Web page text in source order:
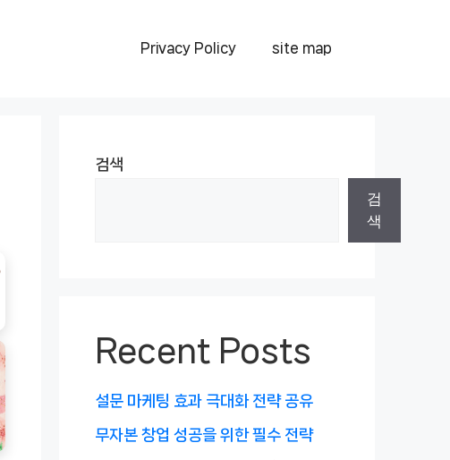
Privacy Policy site map
검색
검
색
Recent Posts
설문 마케팅 효과 극대화 전략 공유
무자본 창업 성공을 위한 필수 전략